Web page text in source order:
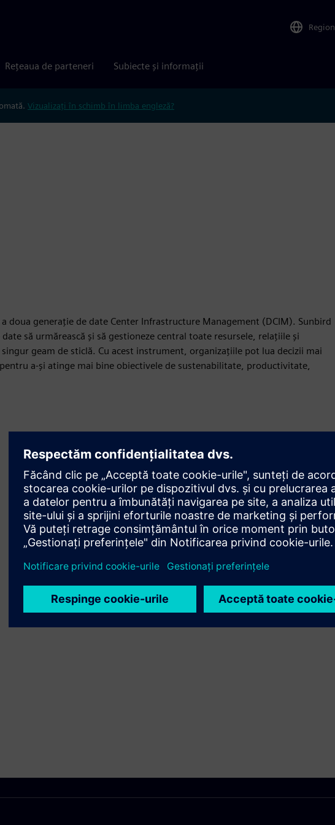
Region
Rețeaua de parteneri Subiecte și informații
Vizualizați în schimb în limba engleză?
doua generație de date Center Infrastructure Management (DCIM). Sunbird
să urmărească și să gestioneze central toate resursele, relațiile și
geam de sticlă. Cu acest instrument, organizațiile pot lua decizii mai
a-și atinge mai bine obiectivele de sustenabilitate, productivitate,
Mișcare
Build
Extinde sau construiește pe un produs/soluție Siemens
Xcelerator prin crearea unui produs nou sau creează o
nouă soluție pentru clienți prin integrarea produsului
Siemens Xcelerator și a produsului propriu